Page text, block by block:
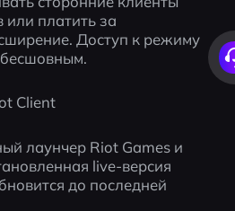
или платить за
Доступ к режиму
Client
лаунчер Riot Games и
live-версия
до последней